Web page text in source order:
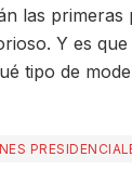
las
Y es
tipo de